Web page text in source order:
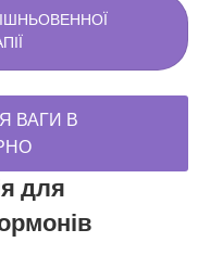
ВАГИ В
для